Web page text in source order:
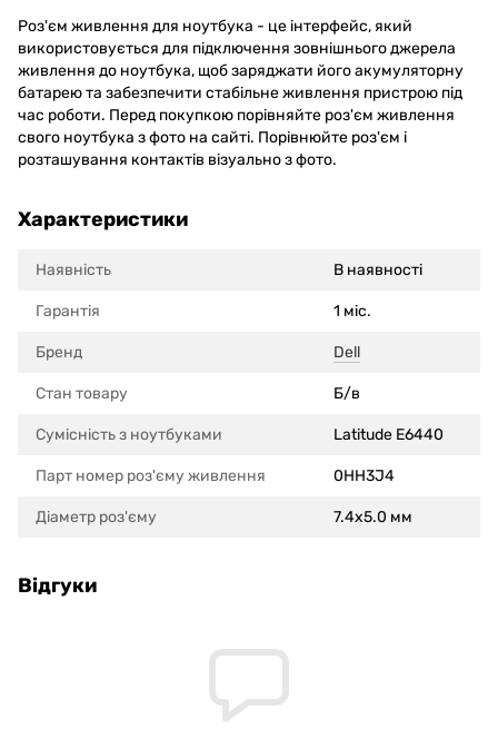
Роз'єм живлення для ноутбука - це інтерфейс, який
використовується для підключення зовнішнього джерела
живлення до ноутбука, щоб заряджати його акумуляторну
батарею та забезпечити стабільне живлення пристрою під
час роботи. Перед покупкою порівняйте роз'єм живлення
свого ноутбука з фото на сайті. Порівнюйте роз'єм і
розташування контактів візуально з фото.
Характеристики
Наявність В наявності
Гарантія 1 міс.
Бренд Dell
Стан товару Б/в
Сумісність з ноутбуками Latitude E6440
Парт номер роз'єму живлення 0HH3J4
Діаметр роз'єму 7.4x5.0 мм
Відгуки